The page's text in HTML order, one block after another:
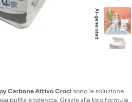
AI-generated
Carbone Attivo Croci sono la soluzione
pulita e igienica. Grazie alla loro formula